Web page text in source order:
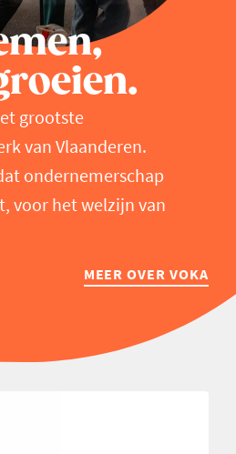
grootste
van Vlaanderen.
ondernemerschap
voor het welzijn van
MEER OVER VOKA